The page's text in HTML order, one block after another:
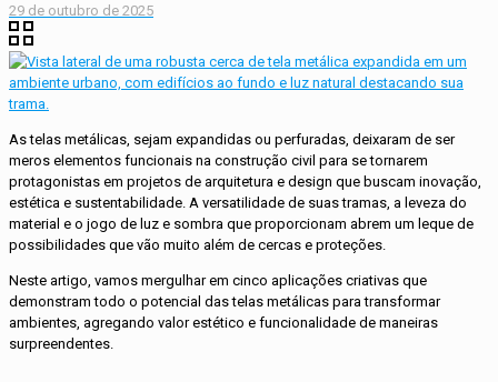
29 de outubro de 2025
As telas metálicas, sejam expandidas ou perfuradas, deixaram de ser
meros elementos funcionais na construção civil para se tornarem
protagonistas em projetos de arquitetura e design que buscam inovação,
estética e sustentabilidade. A versatilidade de suas tramas, a leveza do
material e o jogo de luz e sombra que proporcionam abrem um leque de
possibilidades que vão muito além de cercas e proteções.
Neste artigo, vamos mergulhar em cinco aplicações criativas que
demonstram todo o potencial das telas metálicas para transformar
ambientes, agregando valor estético e funcionalidade de maneiras
surpreendentes.